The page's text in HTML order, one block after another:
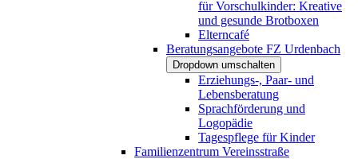
für Vorschulkinder: Kreative
und gesunde Brotboxen
Elterncafé
Beratungsangebote FZ Urdenbach
Dropdown umschalten
Erziehungs-, Paar- und
Lebensberatung
Sprachförderung und
Logopädie
Tagespflege für Kinder
Familienzentrum Vereinsstraße